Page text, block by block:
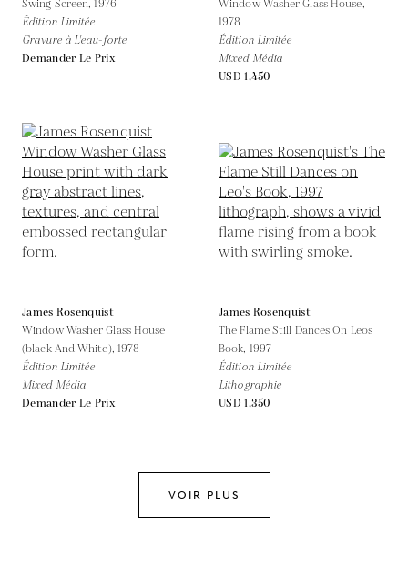
Swing Screen,1976
Édition Limitée
Gravure à L'eau-forte
Demander Le Prix
Window Washer Glass House,
1978
Édition Limitée
Mixed Média
USD 1,450
James Rosenquist
Window Washer Glass House
(black And White), 1978
Édition Limitée
Mixed Média
Demander Le Prix
James Rosenquist
The Flame Still Dances On Leos
Book, 1997
Édition Limitée
Lithographie
USD 1,350
VOIR PLUS